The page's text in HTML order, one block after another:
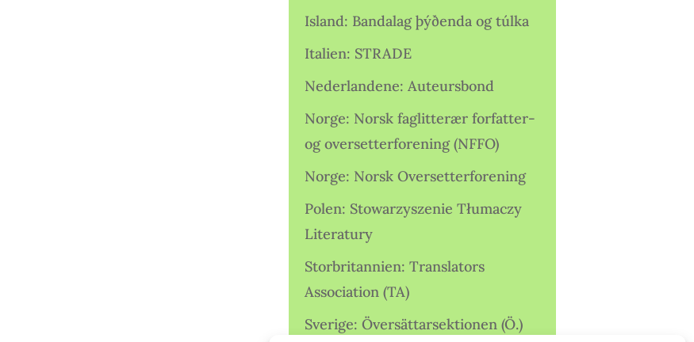
Island: Bandalag þýðenda og túlka
Italien: STRADE
Nederlandene: Auteursbond
Norge: Norsk faglitterær forfatter-
og oversetterforening (NFFO)
Norge: Norsk Oversetterforening
Polen: Stowarzyszenie Tłumaczy
Literatury
Storbritannien: Translators
Association (TA)
Sverige: Översättarsektionen (Ö.)